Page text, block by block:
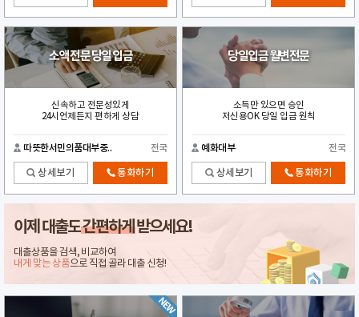
소액 전문 당일 입금
신속하고 전문성있게
24시언제든지 편하게 상담
따뜻한서민의품대부중.. 전국
상세보기 통화하기
당일입금 월변전문
소득만 있으면 승인
저신용OK 당일 입금 원칙
예화대부 전국
상세보기 통화하기
이제 대출도간편하게받으세요!
대출상품을 검색, 비교하여
내게 맞는 상품으로 직접 골라 대출 신청!